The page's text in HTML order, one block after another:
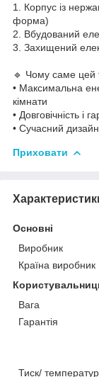
1. Корпус із
форма)
2. Вбудований
3. Захищений
🔹 Чому саме цей
• Максимальна
кімнати
• Довговічність і
• Сучасний
Приховати
Основні
Виробник
Країна виробник
Вага
Гарантія
Тиск/